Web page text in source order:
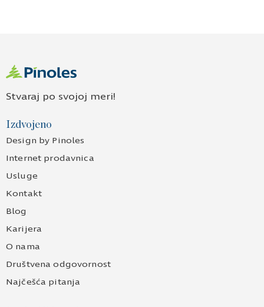
Stvaraj po svojoj meri!
Izdvojeno
Design by Pinoles
Internet prodavnica
Usluge
Kontakt
Blog
Karijera
O nama
Društvena odgovornost
Najčešća pitanja